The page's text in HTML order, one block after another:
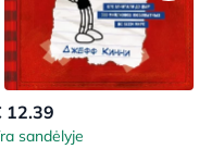
12.39
sandėlyje